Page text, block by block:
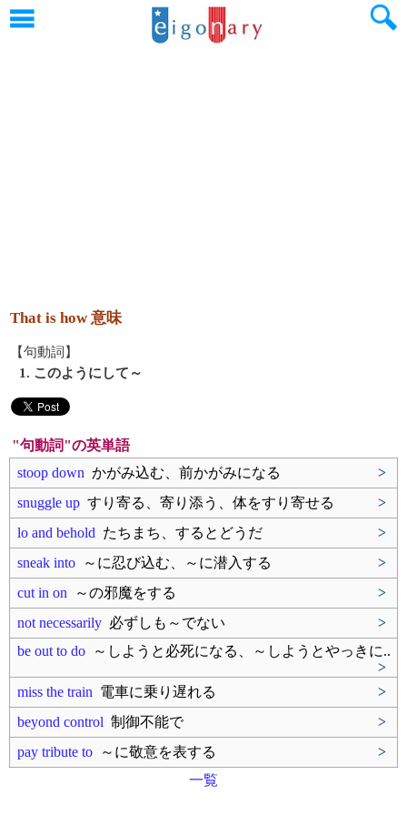
That is how 意味
【句動詞】
1. このようにして～
"句動詞"の英単語
stoop down かがみ込む、前かがみになる
>
snuggle up すり寄る、寄り添う、体をすり寄せる
>
lo and behold たちまち、するとどうだ
>
sneak into ～に忍び込む、～に潜入する
>
cut in on ～の邪魔をする
>
not necessarily 必ずしも～でない
>
be out to do ～しようと必死になる、～しようとやっきに..
>
miss the train 電車に乗り遅れる
>
beyond control 制御不能で
>
pay tribute to ～に敬意を表する
>
一覧